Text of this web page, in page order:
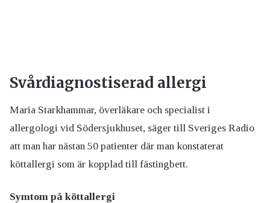
Svårdiagnostiserad allergi
Maria Starkhammar, överläkare och specialist i
allergologi vid Södersjukhuset, säger till Sveriges Radio
att man har nästan 50 patienter där man konstaterat
köttallergi som är kopplad till fästingbett.
Symtom på köttallergi